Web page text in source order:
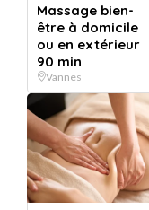
Massage bien-
être à domicile
ou en extérieur
90 min
Vannes
Ce bon
Tu es l'heureux
la séance tu repartira
Conditions